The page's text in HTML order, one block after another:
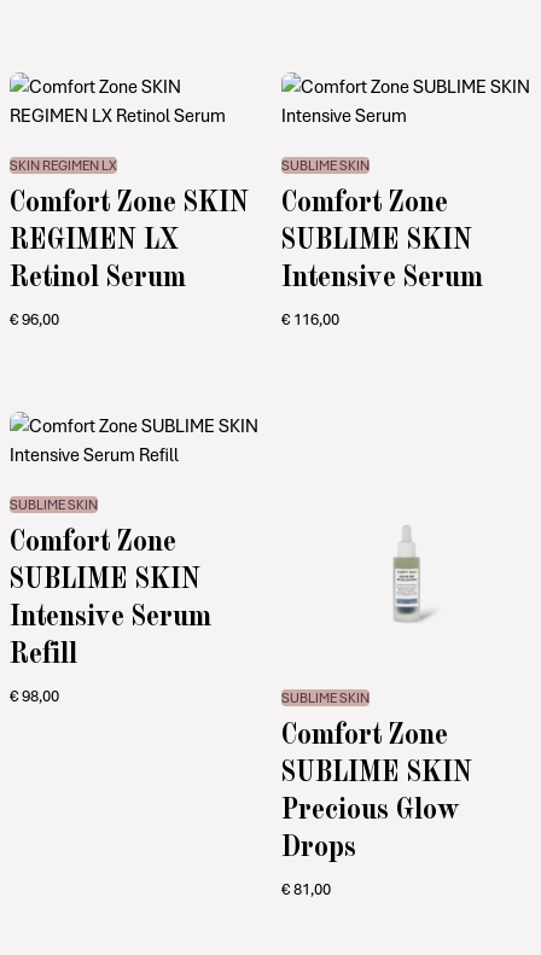
SKIN REGIMEN LX
Comfort Zone SKIN
REGIMEN LX
Retinol Serum
€96,00
SUBLIME SKIN
Comfort Zone
SUBLIME SKIN
Intensive Serum
€116,00
SUBLIME SKIN
Comfort Zone
SUBLIME SKIN
Intensive Serum
Refill
€98,00 SUBLIME SKIN
Comfort Zone
SUBLIME SKIN
Precious Glow
Drops
€81,00